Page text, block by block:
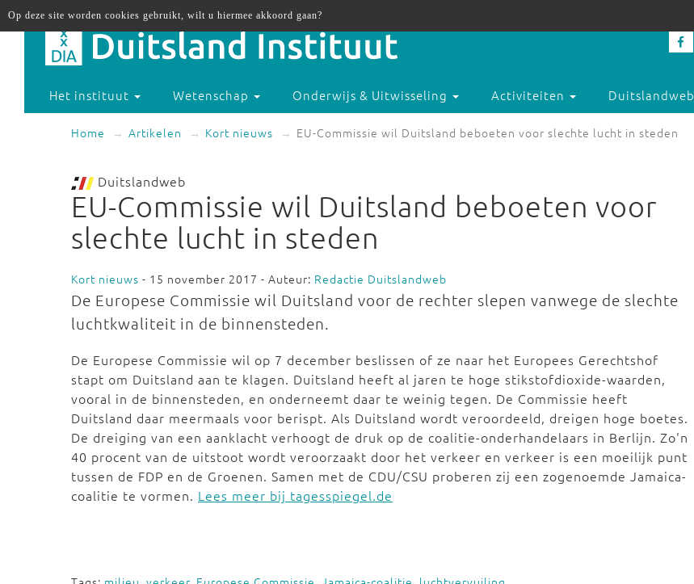
Het instituut Wetenschap Onderwijs & Uitwisseling Activiteiten Duitslandweb
Home Artikelen Kort nieuws EU-Commissie wil Duitsland beboeten voor slechte lucht in steden
Duitslandweb
EU-Commissie wil Duitsland beboeten voor
slechte lucht in steden
Kort nieuws - 15 november 2017 - Auteur: Redactie Duitslandweb
De Europese Commissie wil Duitsland voor de rechter slepen vanwege de slechte
luchtkwaliteit in de binnensteden.
De Europese Commissie wil op 7 december beslissen of ze naar het Europees Gerechtshof
stapt om Duitsland aan te klagen. Duitsland heeft al jaren te hoge stikstofdioxide-waarden,
vooral in de binnensteden, en onderneemt daar te weinig tegen. De Commissie heeft
Duitsland daar meermaals voor berispt. Als Duitsland wordt veroordeeld, dreigen hoge boetes.
De dreiging van een aanklacht verhoogt de druk op de coalitie-onderhandelaars in Berlijn. Zo'n
40 procent van de uitstoot wordt veroorzaakt door het verkeer en verkeer is een moeilijk punt
tussen de FDP en de Groenen. Samen met de CDU/CSU proberen zij een zogenoemde Jamaica-
coalitie te vormen. Lees meer bij tagesspiegel.de
Op deze site worden cookies gebruikt, wilt u hiermee akkoord gaan?